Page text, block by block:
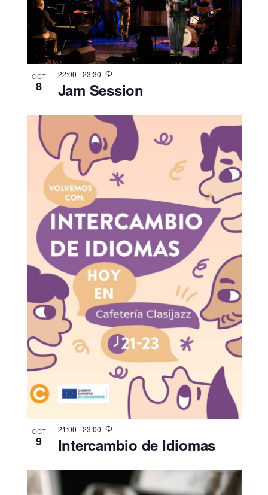
OCT
8
22:00 -23:30
Jam Session
OCT
9
21:00 -23:00
Intercambio de Idiomas